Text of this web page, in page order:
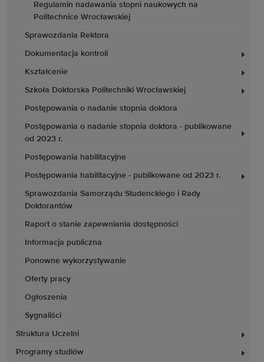
Regulamin nadawania stopni naukowych na
Politechnice Wrocławskiej
Sprawozdania Rektora
Dokumentacja kontroli
Kształcenie
Szkoła Doktorska Politechniki Wrocławskiej
Postępowania o nadanie stopnia doktora
Postępowania o nadanie stopnia doktora - publikowane
od 2023 r.
Postępowania habilitacyjne
Postępowania habilitacyjne - publikowane od 2023 r.
Sprawozdania Samorządu Studenckiego i Rady
Doktorantów
Raport o stanie zapewniania dostępności
Informacja publiczna
Ponowne wykorzystywanie
Oferty pracy
Ogłoszenia
Sygnaliści
Struktura Uczelni
Programy studiów